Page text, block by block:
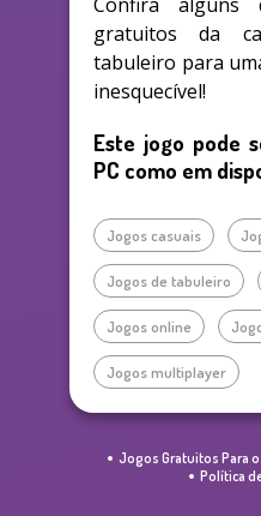
gratuitos da
tabuleiro para
inesquecível!
Este jogo pode
PC como em
Jogos casuais
Jogos de tabuleiro
Jogos online
Jogos multiplayer
Jogos Gratuitos Para
Política